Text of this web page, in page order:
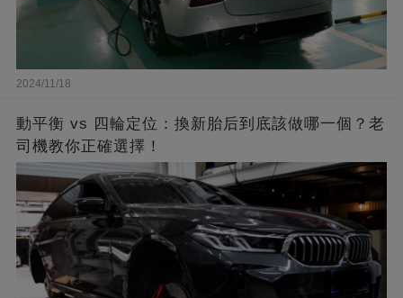
2024/11/18
動平衡 vs 四輪定位：換新胎后到底該做哪一個？老
司機教你正確選擇！